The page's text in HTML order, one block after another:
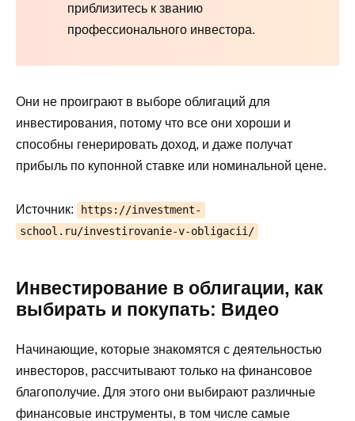
приблизитесь к званию
профессионального инвестора.
Они не проиграют в выборе облигаций для
инвестирования, потому что все они хороши и
способны генерировать доход, и даже получат
прибыль по купонной ставке или номинальной цене.
Источник:
https://investment-
school.ru/investirovanie-v-obligacii/
Инвестирование в облигации, как
выбирать и покупать: Видео
Начинающие, которые знакомятся с деятельностью
инвесторов, рассчитывают только на финансовое
благополучие. Для этого они выбирают различные
финансовые инструменты, в том числе самые